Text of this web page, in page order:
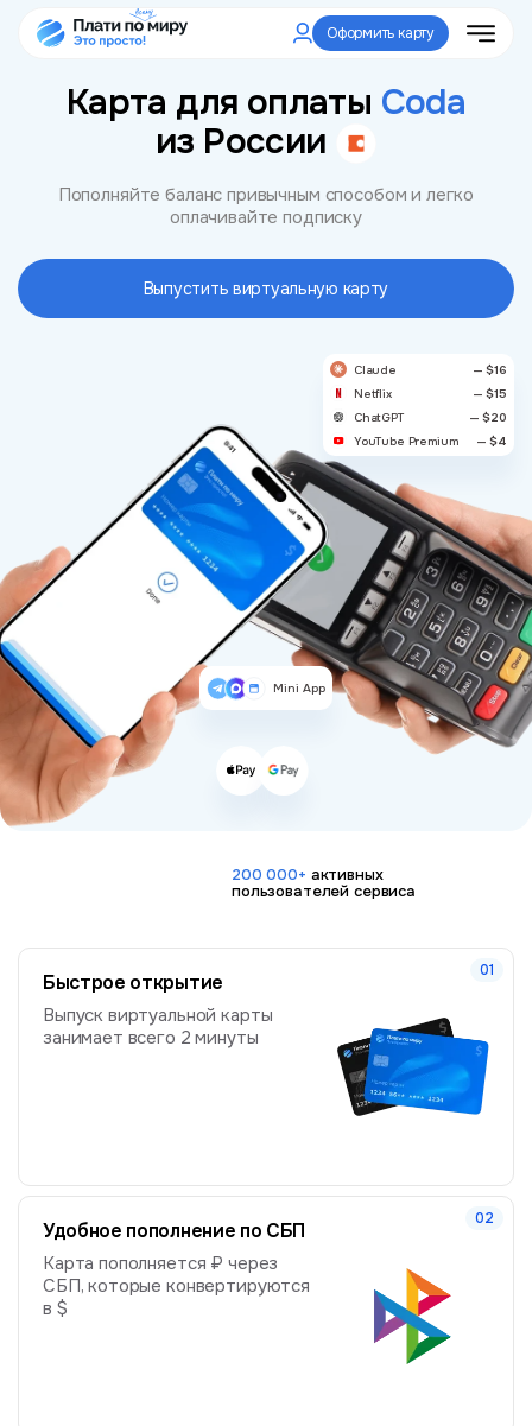
Оформить карту
Карта для оплаты Coda
из России
Пополняйте баланс привычным способом и легко
оплачивайте подписку
Выпустить виртуальную карту
Claude
— $16
Netflix
— $15
ChatGPT
— $20
YouTube Premium
— $4
Mini App
200 000+ активных
пользователей сервиса
Быстрое открытие
Выпуск виртуальной карты
занимает всего 2 минуты
Удобное пополнение по СБП
Карта пополняется ₽ через
СБП, которые конвертируются
в $